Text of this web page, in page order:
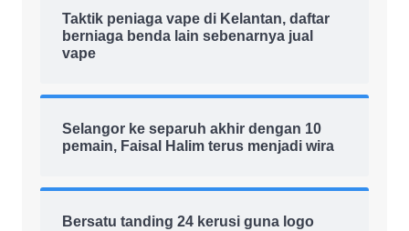
Taktik peniaga vape di Kelantan, daftar
berniaga benda lain sebenarnya jual
vape
Selangor ke separuh akhir dengan 10
pemain, Faisal Halim terus menjadi wira
Bersatu tanding 24 kerusi guna logo